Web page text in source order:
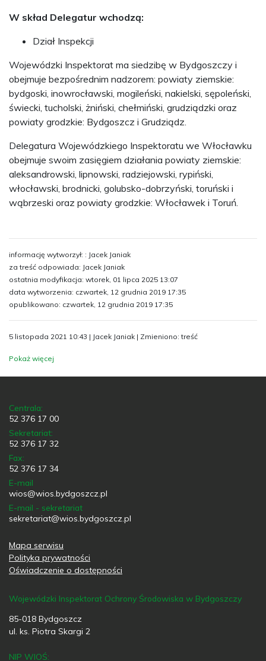
W skład Delegatur wchodzą:
Dział Inspekcji
Wojewódzki Inspektorat ma siedzibę w Bydgoszczy i
obejmuje bezpośrednim nadzorem: powiaty ziemskie:
bydgoski, inowrocławski, mogileński, nakielski, sępoleński,
świecki, tucholski, żniński, chełmiński, grudziądzki oraz
powiaty grodzkie: Bydgoszcz i Grudziądz.
Delegatura Wojewódzkiego Inspektoratu we Włocławku
obejmuje swoim zasięgiem działania powiaty ziemskie:
aleksandrowski, lipnowski, radziejowski, rypiński,
włocławski, brodnicki, golubsko-dobrzyński, toruński i
wąbrzeski oraz powiaty grodzkie: Włocławek i Toruń.
informację wytworzył: : Jacek Janiak
za treść odpowiada: Jacek Janiak
ostatnia modyfikacja: wtorek, 01 lipca 2025 13:07
data wytworzenia: czwartek, 12 grudnia 2019 17:35
opublikowano: czwartek, 12 grudnia 2019 17:35
5 listopada 2021 10:43 | Jacek Janiak | Zmieniono: treść
Pokaż więcej
Centrala:
52 376 17 00
Sekretariat:
52 376 17 32
Fax:
52 376 17 34
E-mail
wios@wios.bydgoszcz.pl
E-mail - sekretariat
sekretariat@wios.bydgoszcz.pl
Mapa serwisu
Polityka prywatności
Oświadczenie o dostępności
Wojewódzki Inspektorat Ochrony Środowiska w Bydgoszczy
85-018 Bydgoszcz
ul. ks. Piotra Skargi 2
NIP WIOŚ: